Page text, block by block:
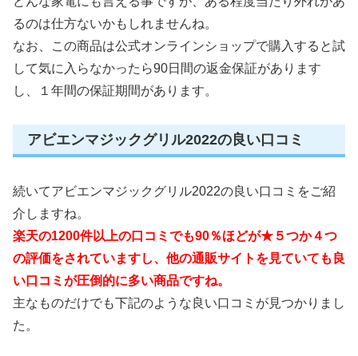
るのは仕方ないかもしれませんね。
なお、この商品は公式オンラインショップで購入すると試
して気に入らなかったら90日間の返金保証があります
し、１年間の保証期間があります。
アビエンマジックグリル2022の良い口コミ
続いてアビエンマジックグリル2022の良い口コミをご紹
介しますね。
楽天の1200件以上の口コミでも90％ほどが★５つか４つ
の評価をされていますし、他の通販サイトを見ていても良
い口コミが圧倒的に多い商品ですね。
主なものだけでも下記のような良い口コミが見つかりまし
た。